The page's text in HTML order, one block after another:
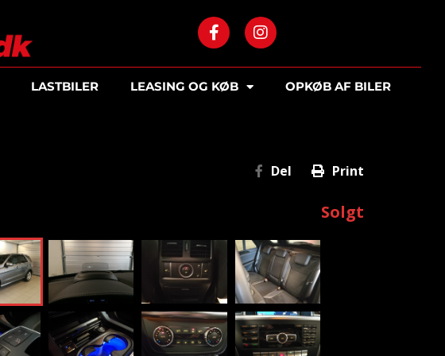
LASTBILER LEASING OG KØB OPKØB AF BILER
Del Print
Solgt